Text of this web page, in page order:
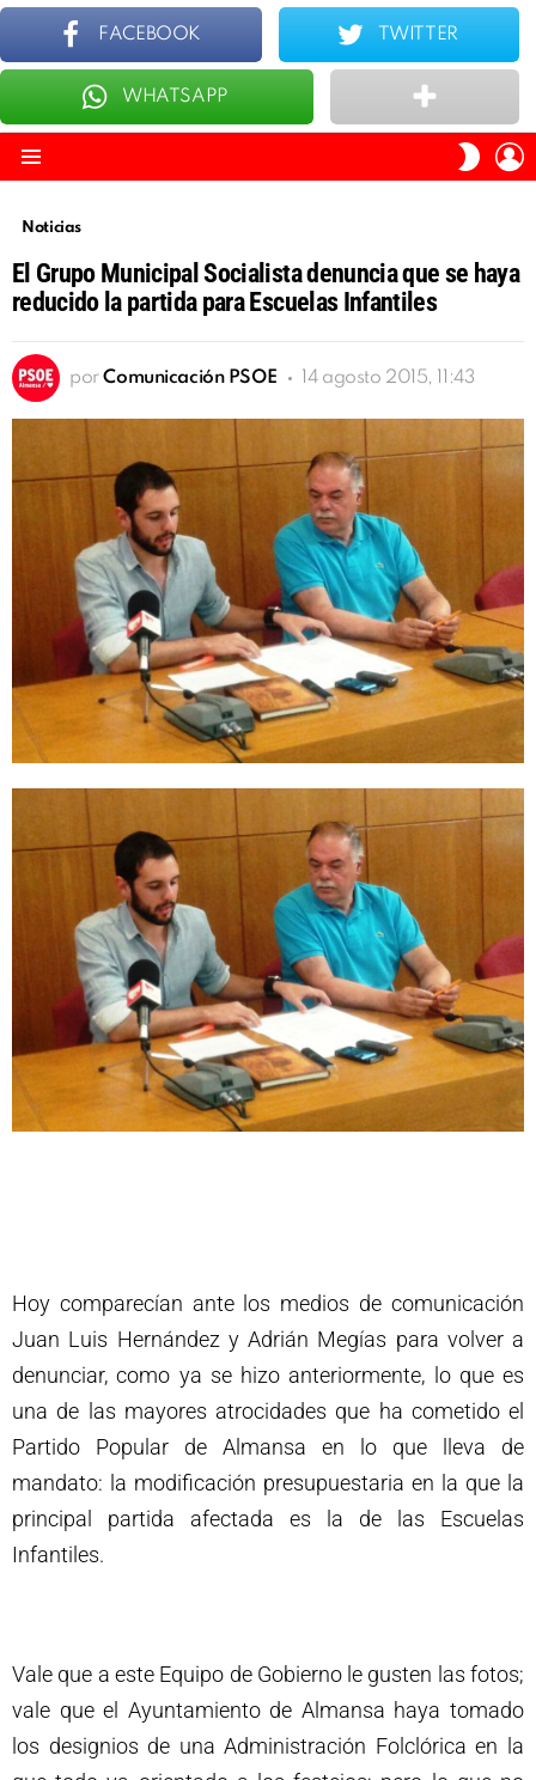
SKIN
Noticias
El Grupo Municipal Socialista denuncia que se haya
reducido la partida para Escuelas Infantiles
por Comunicación PSOE 14 agosto 2015, 11:43
Hoy comparecían ante los medios de comunicación
Juan Luis Hernández y Adrián Megías para volver a
denunciar, como ya se hizo anteriormente, lo que es
una de las mayores atrocidades que ha cometido el
Partido Popular de Almansa en lo que lleva de
mandato: la modificación presupuestaria en la que la
principal partida afectada es la de las Escuelas
Infantiles.
Vale que a este Equipo de Gobierno le gusten las fotos;
vale que el Ayuntamiento de Almansa haya tomado
los designios de una Administración Folclórica en la
FACEBOOK TWITTER
WHATSAPP